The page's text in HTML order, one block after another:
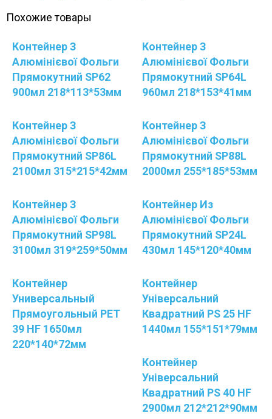
Похожие товары
Контейнер З
Алюмінієвої Фольги
Прямокутний SP62
900мл 218*113*53мм
Контейнер З
Алюмінієвої Фольги
Прямокутний SP64L
960мл 218*153*41мм
Контейнер З
Алюмінієвої Фольги
Прямокутний SP86L
2100мл 315*215*42мм
Контейнер З
Алюмінієвої Фольги
Прямокутний SP88L
2000мл 255*185*53мм
Контейнер З
Алюмінієвої Фольги
Прямокутний SP98L
3100мл 319*259*50мм
Контейнер Из
Алюмінієвої Фольги
Прямокутний SP24L
430мл 145*120*40мм
Контейнер
Универсальный
Прямоугольный PЕТ
39 HF 1650мл
220*140*72мм
Контейнер
Універсальний
Квадратний PS 25 HF
1440мл 155*151*79мм
Контейнер
Універсальний
Квадратний PS 40 HF
2900мл 212*212*90мм